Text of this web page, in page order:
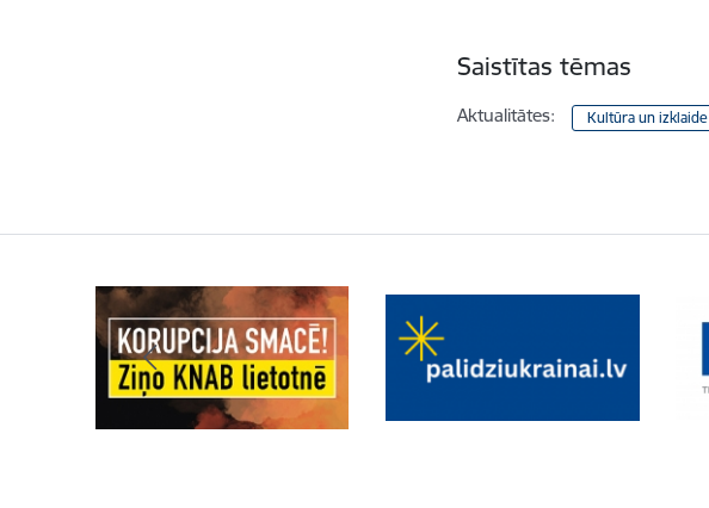
Saistītas tēmas
Aktualitātes: Kultūra un izklaide